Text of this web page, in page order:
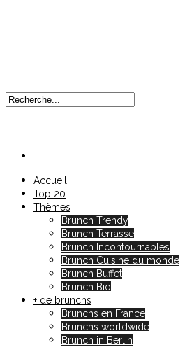
Accueil
Top 20
Thèmes
Brunch Trendy
Brunch Terrasse
Brunch Incontournables
Brunch Cuisine du monde
Brunch Buffet
Brunch Bio
+ de brunchs
Brunchs en France
Brunchs worldwide
Brunch in Berlin